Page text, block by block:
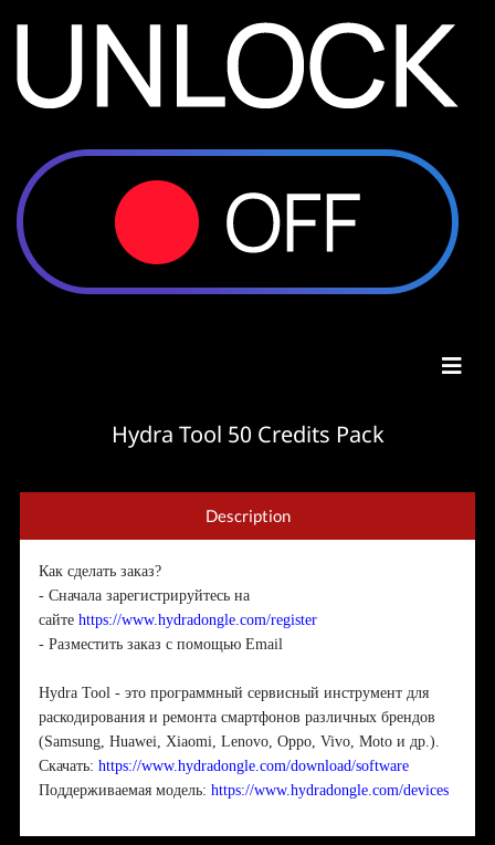
Hydra Tool 50 Credits Pack
Description
Как сделать заказ?
- Сначала зарегистрируйтесь на
сайтеhttps://www.hydradongle.com/register
- Разместить заказ с помощью Email
Hydra Tool - это программный сервисный инструмент для
раскодирования и ремонта смартфонов различных брендов
(Samsung, Huawei, Xiaomi, Lenovo, Oppo, Vivo, Moto и др.).
Скачать:https://www.hydradongle.com/download/software
Поддерживаемая модель:https://www.hydradongle.com/devices